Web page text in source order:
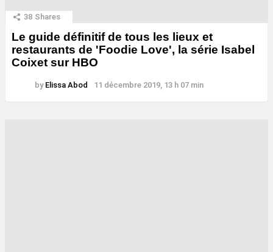
38 Shares
Le guide définitif de tous les lieux et
restaurants de 'Foodie Love', la série Isabel
Coixet sur HBO
by Elissa Abod 11 décembre 2019, 13 h 07 min